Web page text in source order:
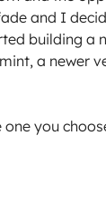
and I
building a
a newer
one you